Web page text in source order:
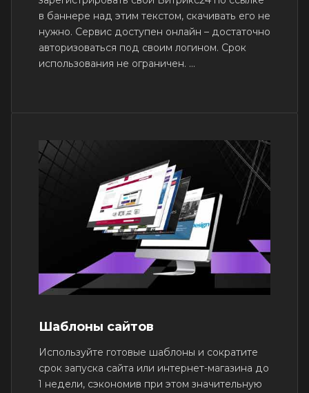
в баннере над этим текстом, скачивать его не
нужно. Сервис доступен онлайн – достаточно
авторизоваться под своим логином. Срок
использования не ограничен. ...
Шаблоны сайтов
Используйте готовые шаблоны и сократите
срок запуска сайта или интернет-магазина до
1 недели, сэкономив при этом значительную